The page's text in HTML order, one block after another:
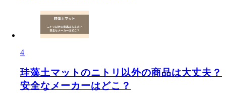
4
珪藻土マットのニトリ以外の商品は大丈夫？
安全なメーカーはどこ？